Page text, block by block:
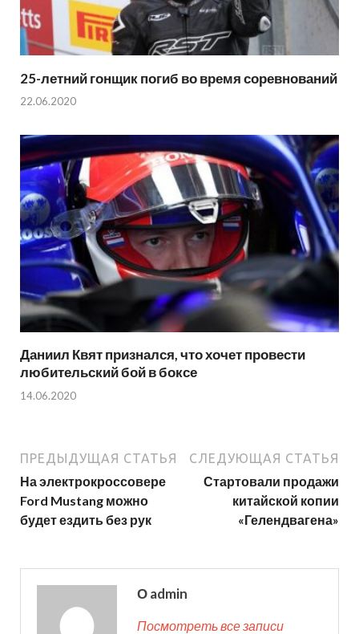
25-летний гонщик погиб во время соревнований
22.06.2020
Даниил Квят признался, что хочет провести
любительский бой в боксе
14.06.2020
ПРЕДЫДУЩАЯ СТАТЬЯ
На электрокроссовере
Ford Mustang можно
будет ездить без рук
СЛЕДУЮЩАЯ СТАТЬЯ
Стартовали продажи
китайской копии
«Гелендвагена»
О admin
Посмотреть все записи